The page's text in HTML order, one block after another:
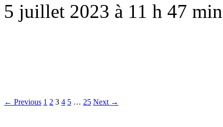
5 juillet 2023 à 11 h 47 min
← Previous 1 2 3 4 5 … 25 Next →